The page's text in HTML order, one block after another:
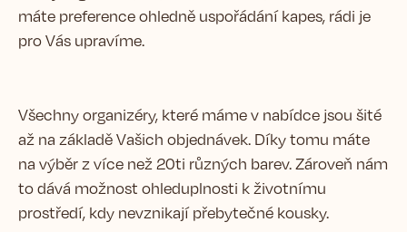
máte preference ohledně uspořádání kapes, rádi je
pro Vás upravíme.
Všechny organizéry, které máme v nabídce jsou šité
až na základě Vašich objednávek. Díky tomu máte
na výběr z více než 20ti různých barev. Zároveň nám
to dává možnost ohleduplnosti k životnímu
prostředí, kdy nevznikají přebytečné kousky.